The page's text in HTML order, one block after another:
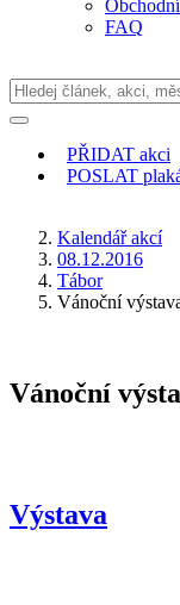
FAQ
PŘIDAT akci
POSLAT
Kalendář akcí
08.12.2016
Tábor
Vánoční
Vánoční
Výstava